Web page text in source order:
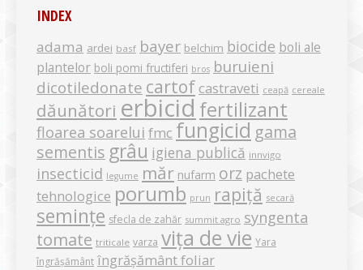
INDEX
adama ardei basf bayer belchim biocide boli ale
plantelor boli pomi fructiferi bros buruieni
dicotiledonate cartof castraveti ceapă cereale
dăunători erbicid fertilizant
floarea soarelui fmc fungicid gama
sementis grâu igiena publică innvigo
insecticid legume măr nufarm orz pachete
tehnologice porumb prun rapiță secară
semințe sfecla de zahăr summit agro syngenta
tomate triticale varza vița de vie Yara
îngrășământ îngrășământ foliar